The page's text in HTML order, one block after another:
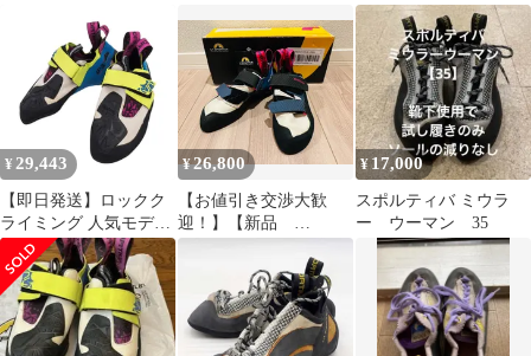
Ws】 EU36.5
¥ 29,443
【即日発送】ロックク
ライミング 人気モデル
ボルダリング クライミ
ング Woman Skwama レ
ディース 20I705613 ス
クワマ 靴
¥26,800
【お値引き交渉大歓
迎！】【新品
ルティバ カタナ ウー
マン クライミング
ボルダリング
¥17,000
スポルティバ ミウラ
ー ウーマン 35